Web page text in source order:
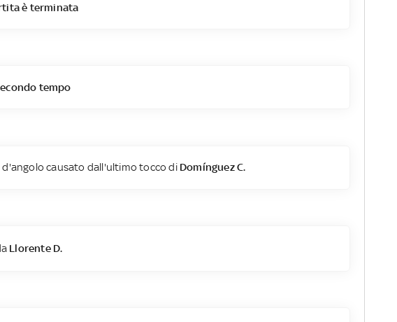
è terminata
tempo
d'angolo causato dall'ultimo tocco di Domínguez C.
Llorente D.